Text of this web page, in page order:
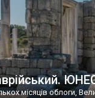
місяців облоги,